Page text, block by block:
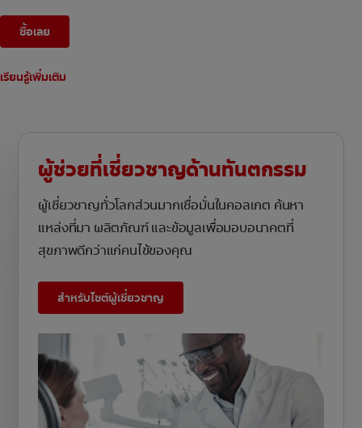
ซื้อเลย
เรียนรู้เพิ่มเติม
ผู้ช่วยที่เชี่ยวชาญด้านทันตกรรม
ผู้เชี่ยวชาญทั่วโลกส่วนมากเชื่อมั่นในคอลเกต ค้นหา
แหล่งที่มา ผลิตภัณฑ์ และข้อมูลเพื่อมอบอนาคตที่
สุขภาพดีกว่าแก่คนไข้ของคุณ
สำหรับไซต์ผู้เชี่ยวชาญ